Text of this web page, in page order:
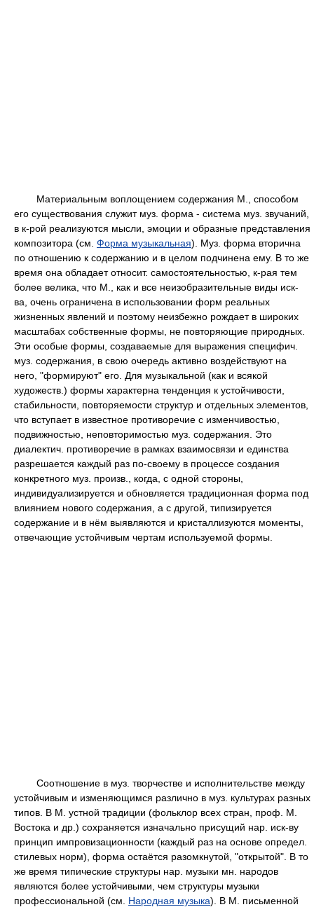
Материальным воплощением содержания М., способом
его существования служит муз. форма - система муз. звучаний,
в к-рой реализуются мысли, эмоции и образные представления
композитора (см. Форма музыкальная). Муз. форма вторична
по отношению к содержанию и в целом подчинена ему. В то же
время она обладает относит. самостоятельностью, к-рая тем
более велика, что М., как и все неизобразительные виды иск-
ва, очень ограничена в использовании форм реальных
жизненных явлений и поэтому неизбежно рождает в широких
масштабах собственные формы, не повторяющие природных.
Эти особые формы, создаваемые для выражения специфич.
муз. содержания, в свою очередь активно воздействуют на
него, "формируют" его. Для музыкальной (как и всякой
художеств.) формы характерна тенденция к устойчивости,
стабильности, повторяемости структур и отдельных элементов,
что вступает в известное противоречие с изменчивостью,
подвижностью, неповторимостью муз. содержания. Это
диалектич. противоречие в рамках взаимосвязи и единства
разрешается каждый раз по-своему в процессе создания
конкретного муз. произв., когда, с одной стороны,
индивидуализируется и обновляется традиционная форма под
влиянием нового содержания, а с другой, типизируется
содержание и в нём выявляются и кристаллизуются моменты,
отвечающие устойчивым чертам используемой формы.
Соотношение в муз. творчестве и исполнительстве между
устойчивым и изменяющимся различно в муз. культурах разных
типов. В М. устной традиции (фольклор всех стран, проф. М.
Востока и др.) сохраняется изначально присущий нар. иск-ву
принцип импровизационности (каждый раз на основе определ.
стилевых норм), форма остаётся разомкнутой, "открытой". В то
же время типические структуры нар. музыки мн. народов
являются более устойчивыми, чем структуры музыки
профессиональной (см. Народная музыка). В М. письменной